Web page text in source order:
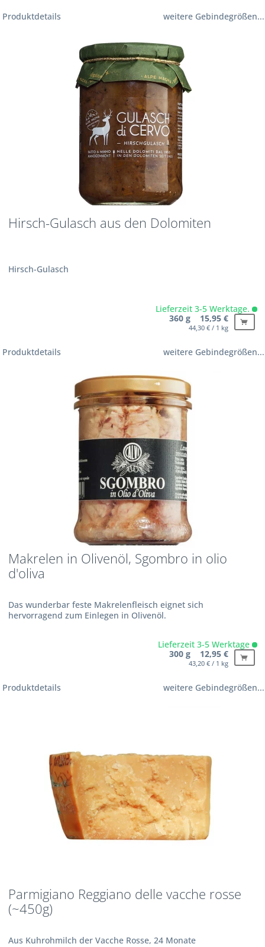
Produktdetails weitere Gebindegrößen...
Hirsch-Gulasch aus den Dolomiten
Hirsch-Gulasch
Lieferzeit 3-5 Werktage.
360 g 15,95 €
44,30 € / 1 kg
Produktdetails weitere Gebindegrößen...
Makrelen in Olivenöl, Sgombro in olio
d'oliva
Das wunderbar feste Makrelenfleisch eignet sich
hervorragend zum Einlegen in Olivenöl.
Lieferzeit 3-5 Werktage
300 g 12,95 €
43,20 € / 1 kg
Produktdetails weitere Gebindegrößen...
Parmigiano Reggiano delle vacche rosse
(~450g)
Aus Kuhrohmilch der Vacche Rosse, 24 Monate